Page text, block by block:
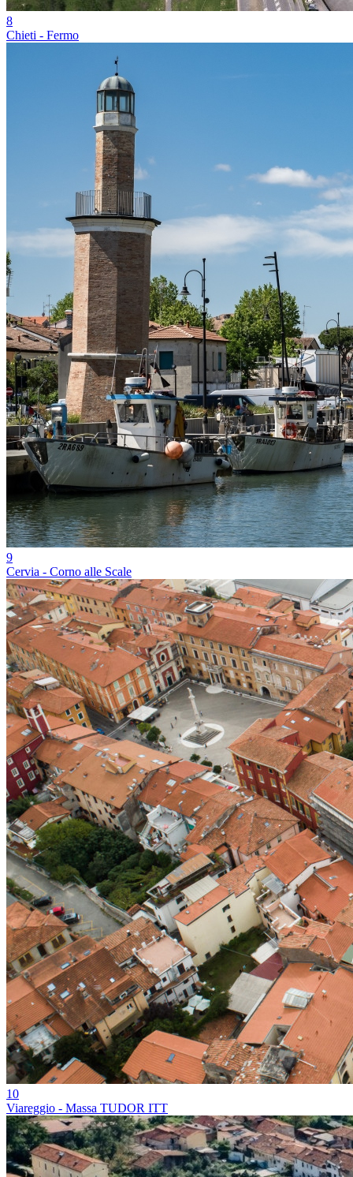
8
Chieti - Fermo
9
Cervia - Corno alle Scale
10
Viareggio - Massa TUDOR ITT